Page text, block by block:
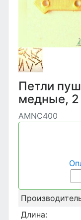
Петли
медные,
AMNC400
Длина: